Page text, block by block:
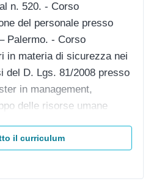
n. 520. - Corso
del personale presso
Palermo. - Corso
in materia di sicurezza nei
del D. Lgs. 81/2008 presso
in management,
delle risorse umane
lavoro – La gestione
il curriculum